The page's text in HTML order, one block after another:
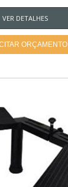
VER DETALHES
ORÇAMENTO